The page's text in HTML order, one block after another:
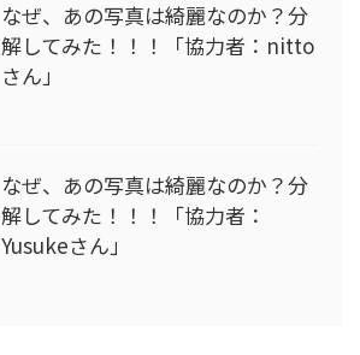
なぜ、あの写真は綺麗なのか？分
解してみた！！！「協力者：nitto
さん」
なぜ、あの写真は綺麗なのか？分
解してみた！！！「協力者：
Yusukeさん」